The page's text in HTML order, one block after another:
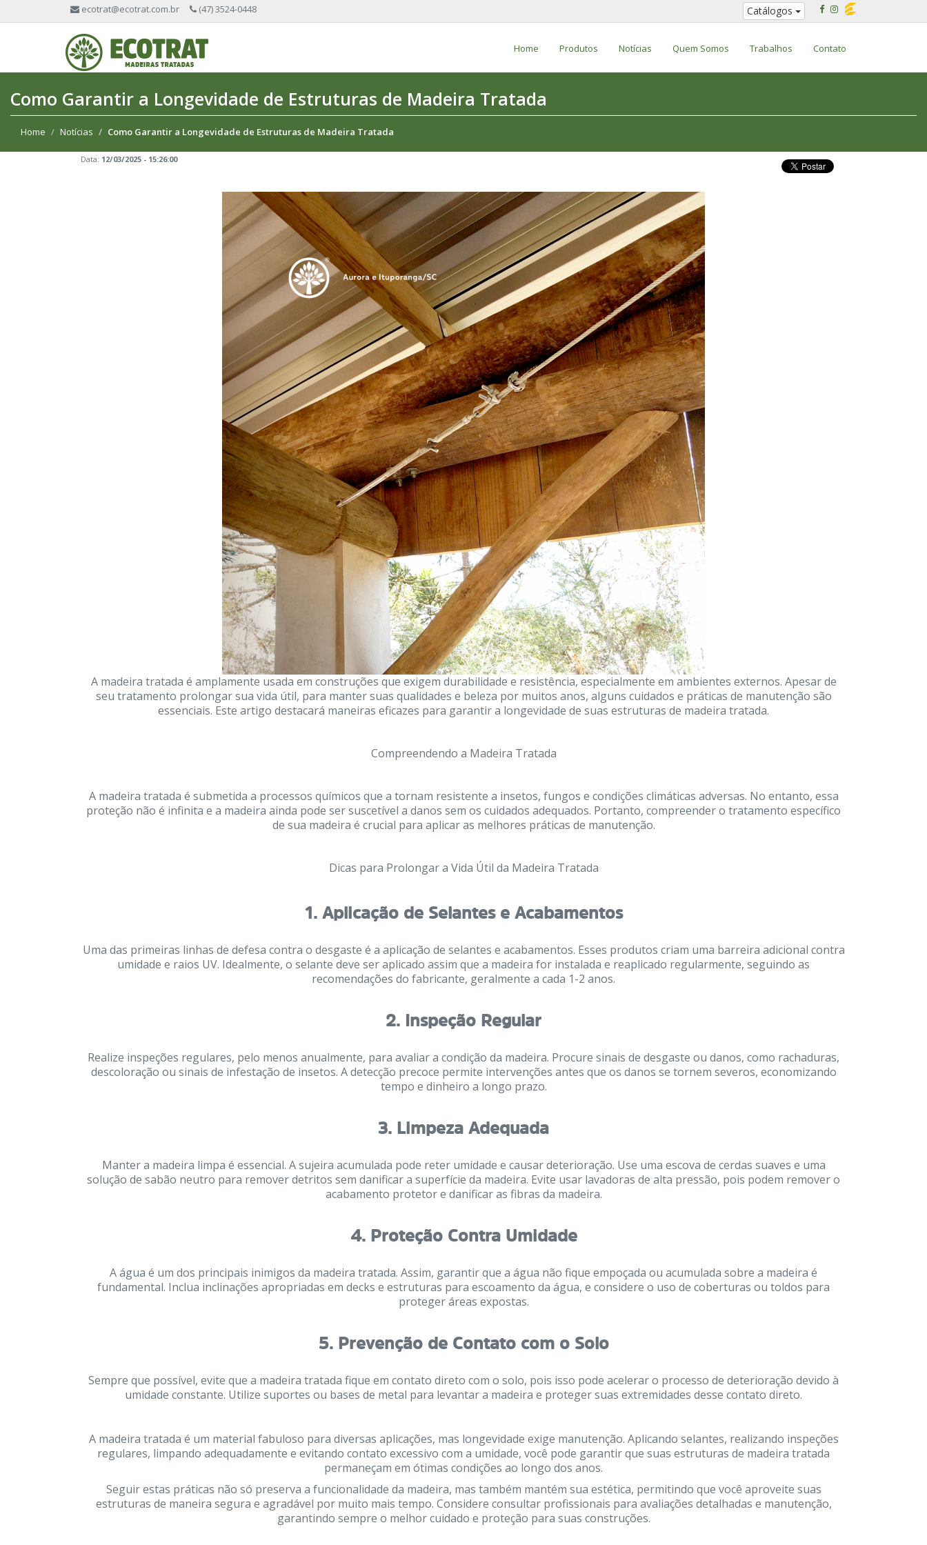
ecotrat@ecotrat.com.br (47) 3524-0448 Catálogos
Home Produtos Notícias Quem Somos Trabalhos Contato
Como Garantir a Longevidade de Estruturas de Madeira Tratada
Home Notícias Como Garantir a Longevidade de Estruturas de Madeira Tratada
Data: 12/03/2025 - 15:26:00
A madeira tratada é amplamente usada em construções que exigem durabilidade e resistência, especialmente em ambientes externos. Apesar de
seu tratamento prolongar sua vida útil, para manter suas qualidades e beleza por muitos anos, alguns cuidados e práticas de manutenção são
essenciais. Este artigo destacará maneiras eficazes para garantir a longevidade de suas estruturas de madeira tratada.
Compreendendo a Madeira Tratada
A madeira tratada é submetida a processos químicos que a tornam resistente a insetos, fungos e condições climáticas adversas. No entanto, essa
proteção não é infinita e a madeira ainda pode ser suscetível a danos sem os cuidados adequados. Portanto, compreender o tratamento específico
de sua madeira é crucial para aplicar as melhores práticas de manutenção.
Dicas para Prolongar a Vida Útil da Madeira Tratada
1. Aplicação de Selantes e Acabamentos
Uma das primeiras linhas de defesa contra o desgaste é a aplicação de selantes e acabamentos. Esses produtos criam uma barreira adicional contra
umidade e raios UV. Idealmente, o selante deve ser aplicado assim que a madeira for instalada e reaplicado regularmente, seguindo as
recomendações do fabricante, geralmente a cada 1-2 anos.
2. Inspeção Regular
Realize inspeções regulares, pelo menos anualmente, para avaliar a condição da madeira. Procure sinais de desgaste ou danos, como rachaduras,
descoloração ou sinais de infestação de insetos. A detecção precoce permite intervenções antes que os danos se tornem severos, economizando
tempo e dinheiro a longo prazo.
3. Limpeza Adequada
Manter a madeira limpa é essencial. A sujeira acumulada pode reter umidade e causar deterioração. Use uma escova de cerdas suaves e uma
solução de sabão neutro para remover detritos sem danificar a superfície da madeira. Evite usar lavadoras de alta pressão, pois podem remover o
acabamento protetor e danificar as fibras da madeira.
4. Proteção Contra Umidade
A água é um dos principais inimigos da madeira tratada. Assim, garantir que a água não fique empoçada ou acumulada sobre a madeira é
fundamental. Inclua inclinações apropriadas em decks e estruturas para escoamento da água, e considere o uso de coberturas ou toldos para
proteger áreas expostas.
5. Prevenção de Contato com o Solo
Sempre que possível, evite que a madeira tratada fique em contato direto com o solo, pois isso pode acelerar o processo de deterioração devido à
umidade constante. Utilize suportes ou bases de metal para levantar a madeira e proteger suas extremidades desse contato direto.
A madeira tratada é um material fabuloso para diversas aplicações, mas longevidade exige manutenção. Aplicando selantes, realizando inspeções
regulares, limpando adequadamente e evitando contato excessivo com a umidade, você pode garantir que suas estruturas de madeira tratada
permaneçam em ótimas condições ao longo dos anos.
Seguir estas práticas não só preserva a funcionalidade da madeira, mas também mantém sua estética, permitindo que você aproveite suas
estruturas de maneira segura e agradável por muito mais tempo. Considere consultar profissionais para avaliações detalhadas e manutenção,
garantindo sempre o melhor cuidado e proteção para suas construções.